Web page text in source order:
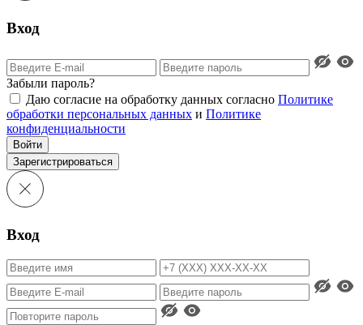
Вход
Забыли пароль?
Даю согласие на обработку данных согласно Политике
обработки персональных данных и Политике
конфиденциальности
Войти
Зарегистрироваться
Вход